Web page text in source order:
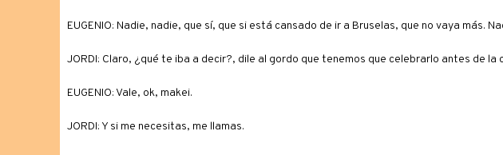
EUGENIO: Nadie, nadie, que sí, que si está cansado de ir a Bruselas, que no vaya más.
JORDI: Claro, ¿qué te iba a decir?, dile al gordo que tenemos que celebrarlo antes de la
EUGENIO: Vale, ok, makei.
JORDI: Y si me necesitas, me llamas.